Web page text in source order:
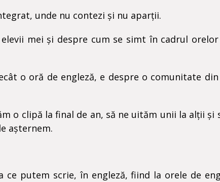
unde nu contezi și nu aparții.
mei și despre cum se simt în cadrul
o oră de engleză, e despre o comunitate
o clipă la final de an, să ne uităm unii la alții și
așternem.
putem scrie, în engleză, fiind la orele de